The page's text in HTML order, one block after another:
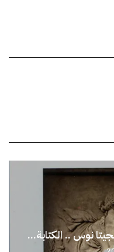
نوس .. الكتابة...